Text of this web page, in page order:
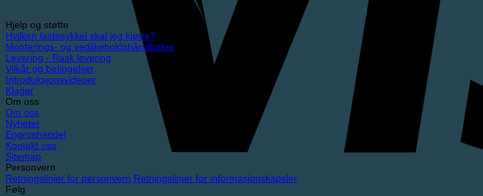
Hjelp og støtte
Hvilken lastesykkel skal jeg kjøpe?
Monterings- og vedlikeholdshåndbøker
Levering - Rask levering
Vilkår og betingelser
Introduksjonsvideoer
Klager
Om oss
Om oss
Nyheter
Engroshandel
Kontakt oss
Sitemap
Personvern
Retningslinjer for personvern Retningslinjer for informasjonskapsler
Følg